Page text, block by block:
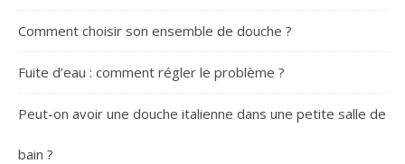
Comment choisir son ensemble de douche ?
Fuite d’eau : comment régler le problème ?
Peut-on avoir une douche italienne dans une petite salle de
bain ?